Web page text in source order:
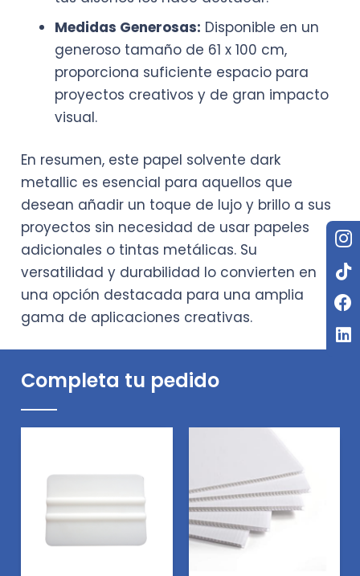
Medidas Generosas: Disponible en un
generoso tamaño de 61 x 100 cm,
proporciona suficiente espacio para
proyectos creativos y de gran impacto
visual.
En resumen, este papel solvente dark
metallic es esencial para aquellos que
desean añadir un toque de lujo y brillo a sus
proyectos sin necesidad de usar papeles
adicionales o tintas metálicas. Su
versatilidad y durabilidad lo convierten en
una opción destacada para una amplia
gama de aplicaciones creativas.
Completa tu pedido